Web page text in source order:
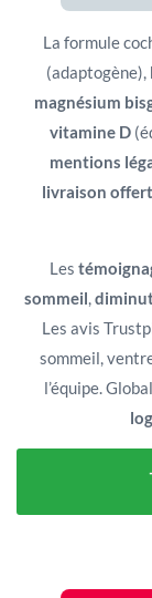
La formule
(adaptogène),
magnésium
vitamine D
mentions
livraison
Les
sommeil,
Les avis
sommeil,
l’équipe.